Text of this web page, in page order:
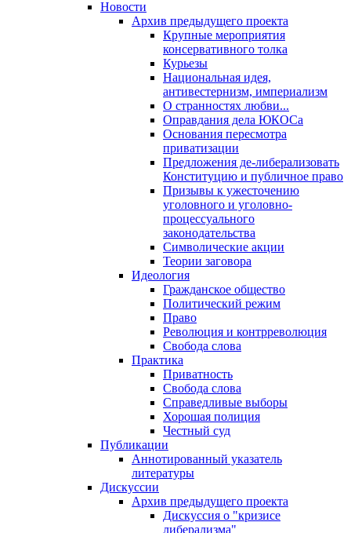
Новости
Архив предыдущего проекта
Крупные мероприятия
консервативного толка
Курьезы
Национальная идея,
антивестернизм, империализм
О странностях любви...
Оправдания дела ЮКОСа
Основания пересмотра
приватизации
Предложения де-либерализовать
Конституцию и публичное право
Призывы к ужесточению
уголовного и уголовно-
процессуального
законодательства
Символические акции
Теории заговора
Идеология
Гражданское общество
Политический режим
Право
Революция и контрреволюция
Свобода слова
Практика
Приватность
Свобода слова
Справедливые выборы
Хорошая полиция
Честный суд
Публикации
Аннотированный указатель
литературы
Дискуссии
Архив предыдущего проекта
Дискуссия о "кризисе
либерализма"